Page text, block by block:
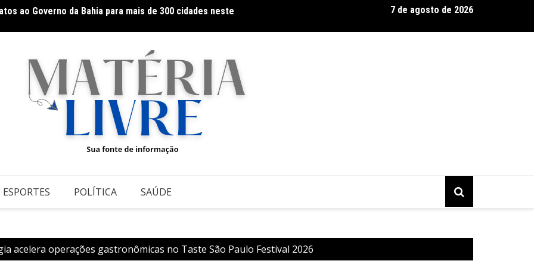
da Arte Brasileira, do Modernismo à produção
Usecorp consolida a ‘economia do uso’ no B2B brasileiro, vira S.A. e
7 de agosto de 2026
ESPORTES POLÍTICA SAÚDE
acelera operações gastronômicas no Taste São Paulo Festival 2026